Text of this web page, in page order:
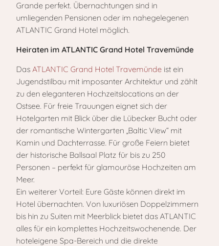
Grande perfekt. Übernachtungen sind in
umliegenden Pensionen oder im nahegelegenen
ATLANTIC Grand Hotel möglich.
Heiraten im ATLANTIC Grand Hotel Travemünde
Das ATLANTIC Grand Hotel Travemünde ist ein
Jugendstilbau mit imposanter Architektur und zählt
zu den eleganteren Hochzeitslocations an der
Ostsee. Für freie Trauungen eignet sich der
Hotelgarten mit Blick über die Lübecker Bucht oder
der romantische Wintergarten „Baltic View“ mit
Kamin und Dachterrasse. Für große Feiern bietet
der historische Ballsaal Platz für bis zu 250
Personen – perfekt für glamouröse Hochzeiten am
Meer.
Ein weiterer Vorteil: Eure Gäste können direkt im
Hotel übernachten. Von luxuriösen Doppelzimmern
bis hin zu Suiten mit Meerblick bietet das ATLANTIC
alles für ein komplettes Hochzeitswochenende. Der
hoteleigene Spa-Bereich und die direkte